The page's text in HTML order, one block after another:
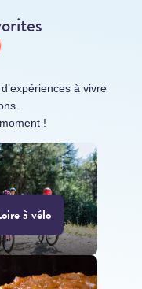
à vivre
!
à vélo